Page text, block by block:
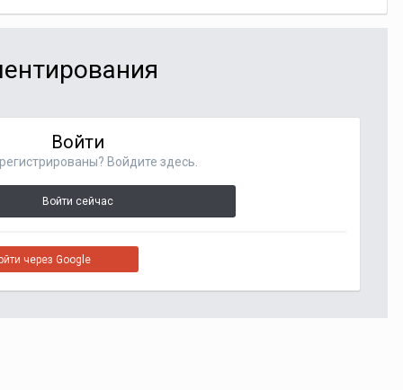
Войти
Войдите здесь.
Войти сейчас
через Google